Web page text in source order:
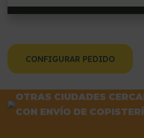
CONFIGURAR PEDIDO
OTRAS CIUDADES
CON ENVÍO DE